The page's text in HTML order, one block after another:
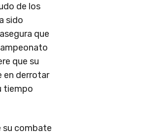
de los
sido
que
que su
en derrotar
tiempo
su combate